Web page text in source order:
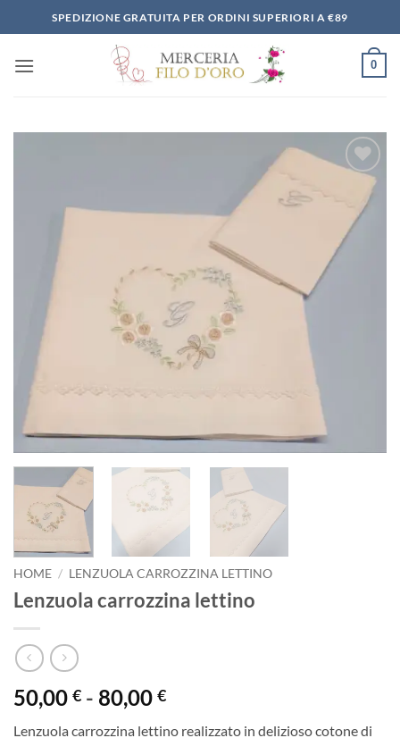
ai
SPEDIZIONE GRATUITA PER ORDINI SUPERIORI A €89
0
Aggiungi
alla lista
dei
desideri
HOME / LENZUOLA CARROZZINA LETTINO
Lenzuola carrozzina lettino
50,00 € - 80,00 €Fascia
Lenzuola carrozzina lettino realizzato in delizioso cotone di